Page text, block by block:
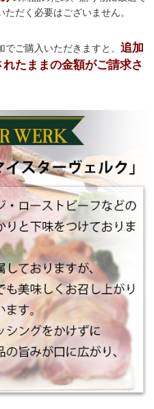
だく必要はございません。
ご購入いただきますと、 追加
たままの金額がご請求さ